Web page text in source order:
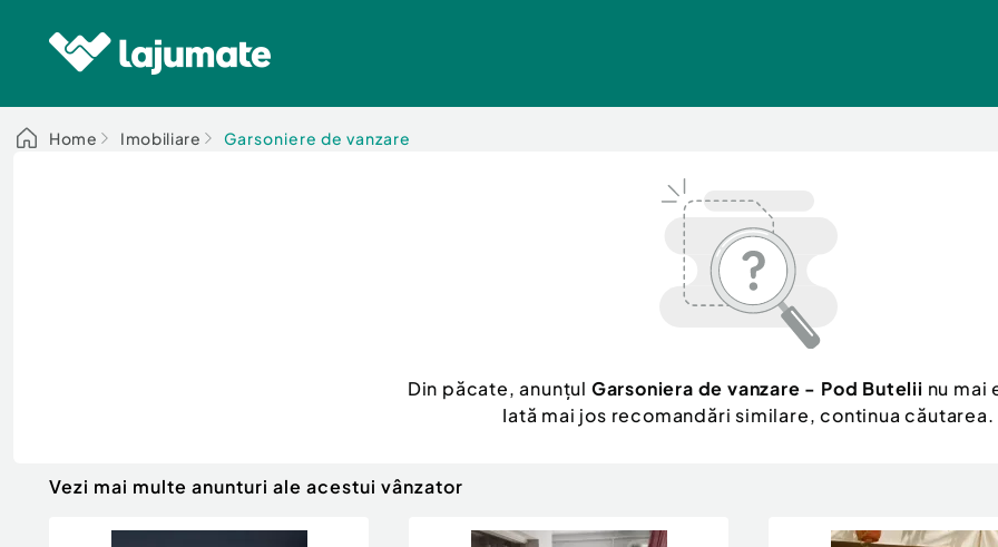
Home Imobiliare Garsoniere de vanzare
Din păcate, anunțul Garsoniera de vanzare - Pod Butelii nu mai
Iată mai jos recomandări similare, continua căutarea.
Vezi mai multe anunturi ale acestui vânzator